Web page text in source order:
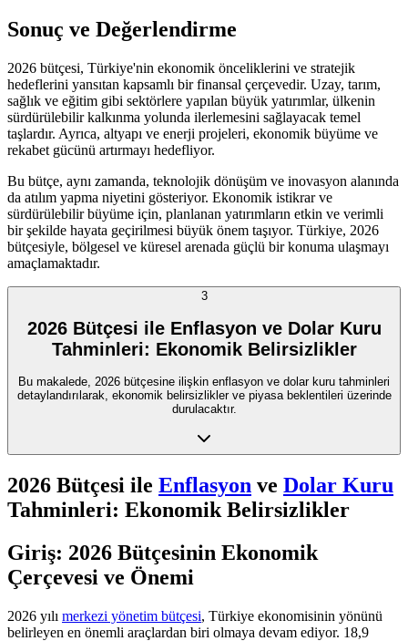
Sonuç ve Değerlendirme
2026 bütçesi, Türkiye'nin ekonomik önceliklerini ve stratejik
hedeflerini yansıtan kapsamlı bir finansal çerçevedir. Uzay, tarım,
sağlık ve eğitim gibi sektörlere yapılan büyük yatırımlar, ülkenin
sürdürülebilir kalkınma yolunda ilerlemesini sağlayacak temel
taşlardır. Ayrıca, altyapı ve enerji projeleri, ekonomik büyüme ve
rekabet gücünü artırmayı hedefliyor.
Bu bütçe, aynı zamanda, teknolojik dönüşüm ve inovasyon alanında
da atılım yapma niyetini gösteriyor. Ekonomik istikrar ve
sürdürülebilir büyüme için, planlanan yatırımların etkin ve verimli
bir şekilde hayata geçirilmesi büyük önem taşıyor. Türkiye, 2026
bütçesiyle, bölgesel ve küresel arenada güçlü bir konuma ulaşmayı
amaçlamaktadır.
3
2026 Bütçesi ile Enflasyon ve Dolar Kuru
Tahminleri: Ekonomik Belirsizlikler
Bu makalede, 2026 bütçesine ilişkin enflasyon ve dolar kuru tahminleri
detaylandırılarak, ekonomik belirsizlikler ve piyasa beklentileri üzerinde
durulacaktır.
2026 Bütçesi ile Enflasyon ve Dolar Kuru
Tahminleri: Ekonomik Belirsizlikler
Giriş: 2026 Bütçesinin Ekonomik
Çerçevesi ve Önemi
2026 yılı merkezi yönetim bütçesi, Türkiye ekonomisinin yönünü
belirleyen en önemli araçlardan biri olmaya devam ediyor. 18,9